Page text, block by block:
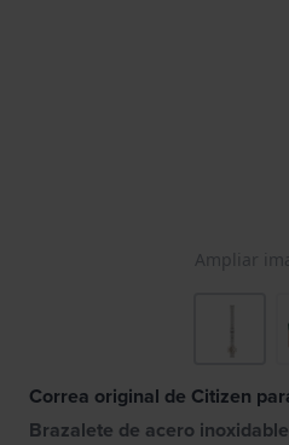
Ampliar
Correa original de Citizen
Brazalete de acero inoxidable